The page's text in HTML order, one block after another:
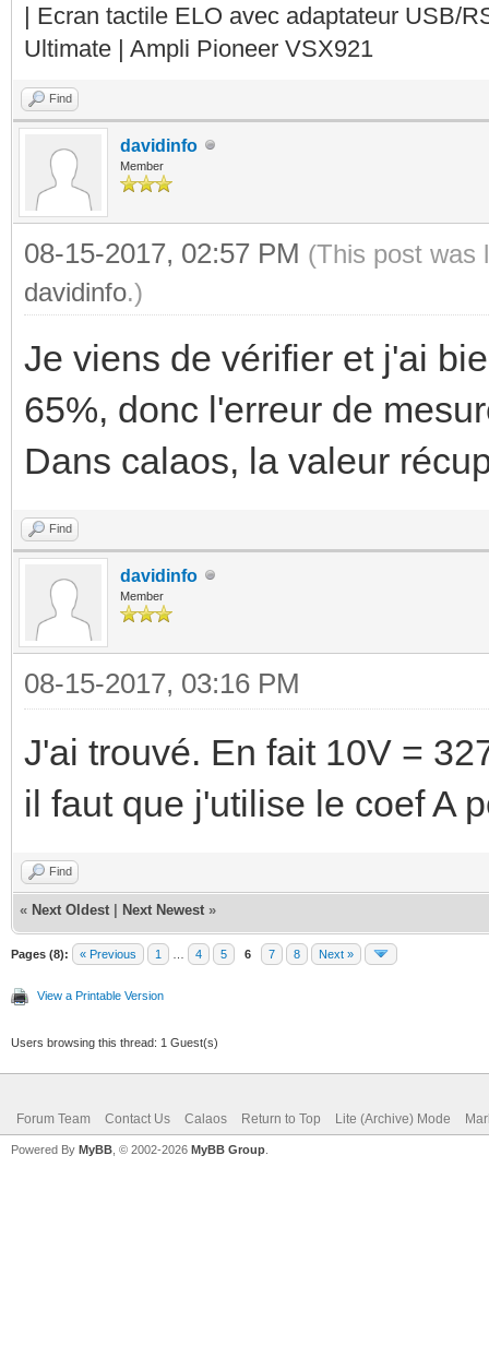
| Ecran tactile ELO avec adaptateur USB/
Ultimate | Ampli Pioneer VSX921
Find
davidinfo
Member
08-15-2017, 02:57 PM (This post was
davidinfo.)
Je viens de vérifier et j'ai
65%, donc l'erreur de
Dans calaos, la valeur
Find
davidinfo
Member
08-15-2017, 03:16 PM
J'ai trouvé. En fait 10V =
il faut que j'utilise le coef A
Find
« Next Oldest Next Newest »
Pages (8): « Previous 1 4 5 6 7 8 Next »
View a Printable Version
Users browsing this thread: 1 Guest(s)
Forum Team Contact Us Calaos Return to Top Lite (Archive) Mode
Powered By MyBB , © 2002-2026 MyBB Group